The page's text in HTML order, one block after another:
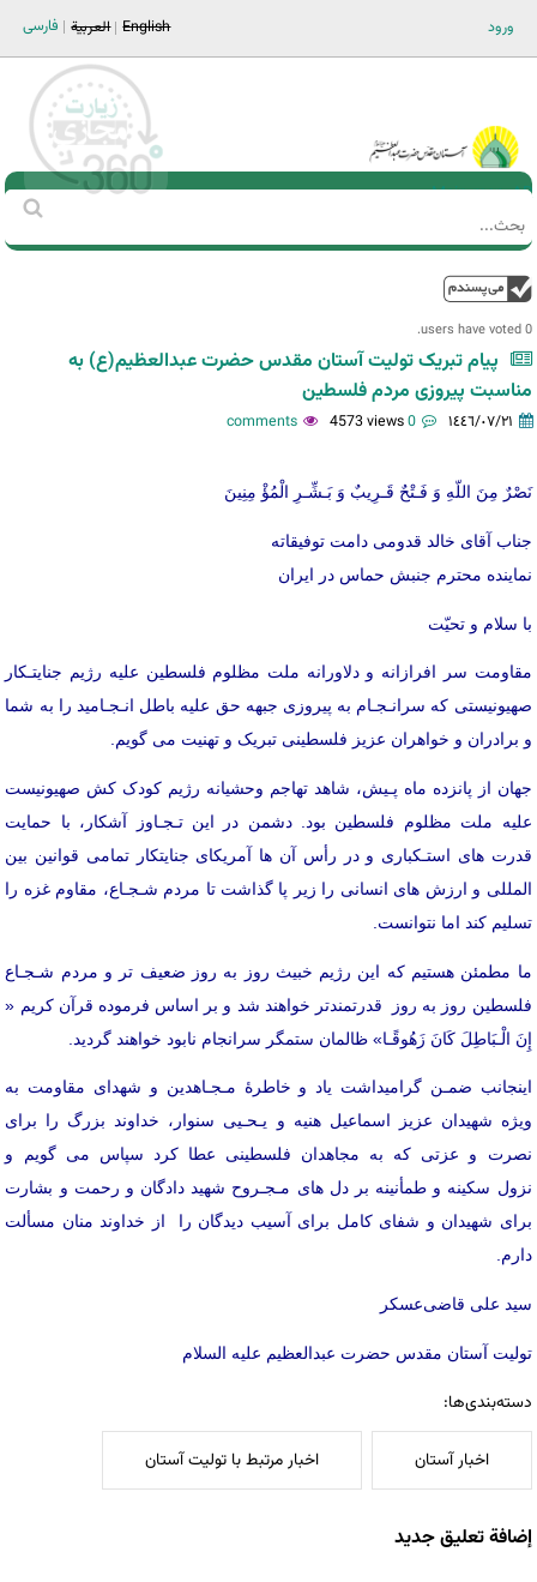
ورود فارسی العربية English
Main men-AR
استمارة
‏
0 users have voted.
پیام تبریک تولیت آستان مقدس حضرت عبدالعظیم(ع) به
مناسبت پیروزی مردم فلسطین
١٤٤٦/٠٧/٢١ 0 comments
4573 views
نَصْرٌ مِنَ اللّهِ وَ فَـتْحٌ قَـرِيبٌ وَ بَـشِّـرِ الْمُؤْ مِنِينَ
جناب آقای خالد قدومی دامت توفیقاته
نماینده محترم جنبش حماس در ایران
با سلام و تحیّت
مقاومت سر افرازانه و دلاورانه ملت مظلوم فلسطین علیه رژیم جنایتـکار
صهیونیستی که سرانـجـام به پیروزی جبهه حق علیه باطل انـجـامید را به شما
و برادران و خواهران عزیز فلسطینی تبریک و تهنیت می گویم.
جهان از پانزده ماه پـیش، شاهد تهاجم وحشیانه رژیم کودک کش صهیونیست
علیه ملت مظلوم فلسطین بود. دشمن در این تـجـاوز آشکار، با حمایت
قدرت های استـکباری و در رأس آن ها آمریکای جنایتکار تمامی قوانین بین
المللی و ارزش های انسانی را زیر پا گذاشت تا مردم شـجـاع، مقاوم غزه را
تسلیم کند اما نتوانست.
ما مطمئن هستیم که این رژیم خبیث روز به روز ضعیف تر و مردم شـجـاع
فلسطین روز به روز قدرتمندتر خواهند شد و بر اساس فرموده قرآن کریم «
إِنَ الْـبَاطِلَ كَانَ زَهُوقًـا» ظالمان ستمگر سرانجام نابود خواهند گردید.
اینجانب ضمـن گرامیداشت یاد و خاطرۀ مـجـاهدین و شهدای مقاومت به
ویژه شهیدان عزیز اسماعیل هنیه و یـحـیی سنوار، خداوند بزرگ را برای
نصرت و عزتی که به مجاهدان فلسطینی عطا کرد سپاس می گویم و
نزول سکینه و طمأنینه بر دل های مـجـروح شهید دادگان و رحمت و بشارت
برای شهیدان و شفای کامل برای آسیب دیدگان را از خداوند منان مسألت
دارم.
سید علی قاضی‌عسکر
تولیت آستان مقدس حضرت عبدالعظیم علیه السلام
دسته‌بندی‌ها:
اخبار آستان اخبار مرتبط با تولیت آستان
إضافة تعليق جديد